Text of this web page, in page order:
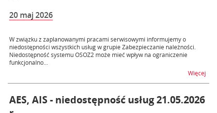
20 maj 2026
W związku z zaplanowanymi pracami serwisowymi informujemy o
niedostępności wszystkich usług w grupie Zabezpieczanie należności.
Niedostępność systemu OSOZ2 może mieć wpływ na ograniczenie
funkcjonalno...
Więcej
AES, AIS - niedostępność usług 21.05.2026